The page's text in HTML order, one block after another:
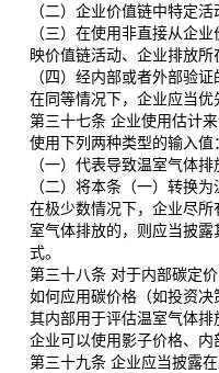
（二）企业价值链中特定活
（三）在使用非直接从企
映价值链活动、企业排放所
（四）经内部或者外部验证
在同等情况下，企业应当优
第三十七条 企业使用估计
使用下列两种类型的输入值：
（一）代表导致温室气体排
（二）将本条（一）转换
在极少数情况下，企业尽
室气体排放的，则应当披
式。
第三十八条 对于内部碳定
如何应用碳价格（如投资
其内部用于评估温室气体排
企业可以使用影子价格、内
第三十九条 企业应当披露